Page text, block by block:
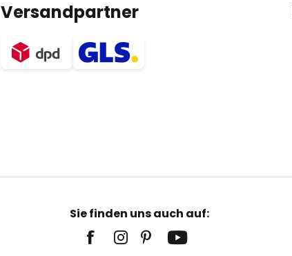
Versandpartner
Sie finden uns auch auf: